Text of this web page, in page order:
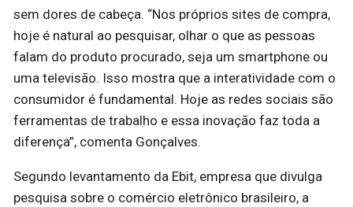
sem dores de cabeça. “Nos próprios sites de compra,
hoje é natural ao pesquisar, olhar o que as pessoas
falam do produto procurado, seja um smartphone ou
uma televisão. Isso mostra que a interatividade com o
consumidor é fundamental. Hoje as redes sociais são
ferramentas de trabalho e essa inovação faz toda a
diferença”, comenta Gonçalves.
Segundo levantamento da Ebit, empresa que divulga
pesquisa sobre o comércio eletrônico brasileiro, a